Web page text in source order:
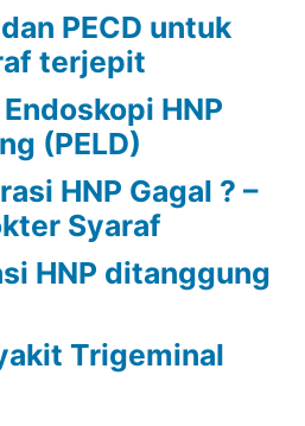
PECD untuk
terjepit
HNP
(PELD)
HNP Gagal ? –
Syaraf
HNP ditanggung
Trigeminal